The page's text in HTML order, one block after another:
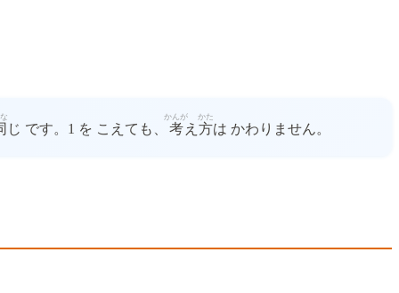
じ です。1 を こえても、 考
かんが
え 方
かた
は かわりません。